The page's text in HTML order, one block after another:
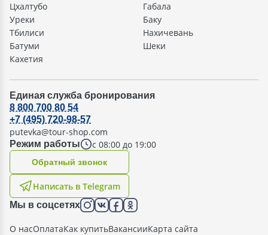
Цхалтубо
Уреки
Тбилиси
Батуми
Кахетия
Габала
Баку
Нахичевань
Шеки
Единая служба бронирования
Режим работы с 08:00 до 19:00
8 800 700 80 54
+7 (495) 720-98-57
putevka@tour-shop.com
Написать в Telegram
Oбратный звонок
Мы в соцсетях
О насОплатаКак купитьВакансииКарта сайта